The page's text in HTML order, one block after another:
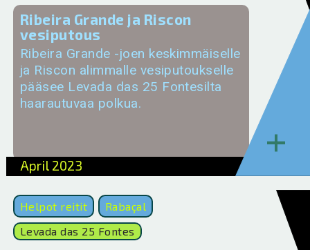
Ribeira Grande ja Riscon
vesiputous
Ribeira Grande -joen keskimmäiselle
ja Riscon alimmalle vesiputoukselle
pääsee Levada das 25 Fontesilta
haarautuvaa polkua.
April 2023
+
Helpot reitit
Rabaçal
Levada das 25 Fontes